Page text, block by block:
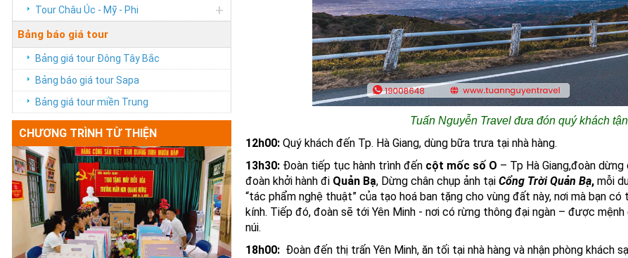
Tour Châu Úc - Mỹ - Phi +
Bảng báo giá tour
Bảng giá tour Đông Tây Bắc
Bảng báo giá tour Sapa
Bảng giá tour miền Trung
CHƯƠNG TRÌNH TỪ THIỆN
Tuấn Nguyễn Travel đưa đón quý khách
12h00: Quý khách đến Tp. Hà Giang, dùng bữa trưa tại nhà hàng.
13h30: Đoàn tiếp tục hành trình đến cột mốc số O – Tp Hà Giang,đoàn
đoàn khởi hành đi Quản Bạ, Dừng chân chụp ảnh tạiCổng Trời Quản Bạ,mỗi
“tác phẩm nghệ thuật” của tạo hoá ban tặng cho vùng đất này, nơi mà bạn
kính. Tiếp đó, đoàn sẽ tới Yên Minh - nơi có rừng thông đại ngàn – được
núi.
18h00: Đoàn đến thị trấn Yên Minh, ăn tối tại nhà hàng và nhận phòng khách